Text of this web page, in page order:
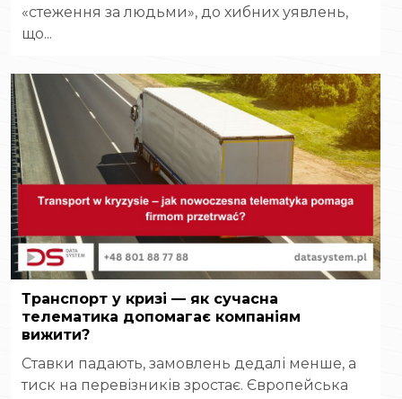
«стеження за людьми», до хибних уявлень,
що...
Транспорт у кризі — як сучасна
телематика допомагає компаніям
вижити?
Ставки падають, замовлень дедалі менше, а
тиск на перевізників зростає. Європейська